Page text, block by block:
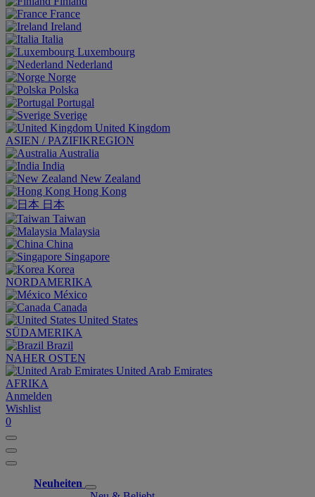
France
Ireland
Italia
Luxembourg
Nederland
Norge
Polska
Portugal
Sverige
United Kingdom
ASIEN / PAZIFIKREGION
Australia
India
New Zealand
Hong Kong
日本
Taiwan
Malaysia
China
Singapore
Korea
NORDAMERIKA
México
Canada
United States
SÜDAMERIKA
Brazil
NAHER OSTEN
United Arab Emirates
AFRIKA
Anmelden
Wishlist
0
Neuheiten